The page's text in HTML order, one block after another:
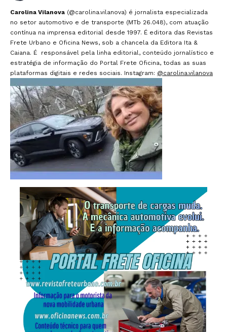
Carolina Vilanova (@carolina.vilanova) é jornalista especializada
no setor automotivo e de transporte (MTb 26.048), com atuação
contínua na imprensa editorial desde 1997. É editora das Revistas
Frete Urbano e Oficina News, sob a chancela da Editora Ita &
Caiana. É responsável pela linha editorial, conteúdo jornalístico e
estratégia de informação do Portal Frete Oficina, todas as suas
plataformas digitais e redes sociais. Instagram: @carolina.vilanova